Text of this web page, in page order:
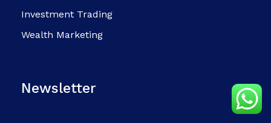
Investment Trading
Wealth Marketing
Newsletter